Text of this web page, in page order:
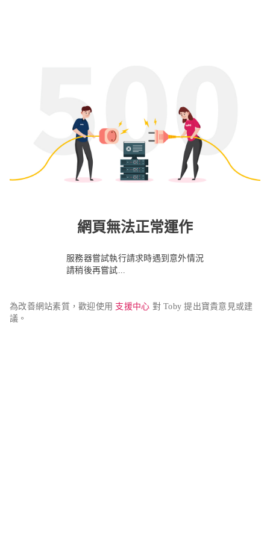
網頁無法正常運作
服務器嘗試執行請求時遇到意外情況
請稍後再嘗試...
為改善網站素質，歡迎使用 支援中心 對 Toby 提出寶貴意見或建
議。